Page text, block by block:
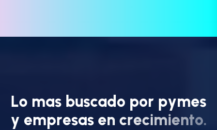
Lo mas buscado por pymes
y empresas en crecimiento.